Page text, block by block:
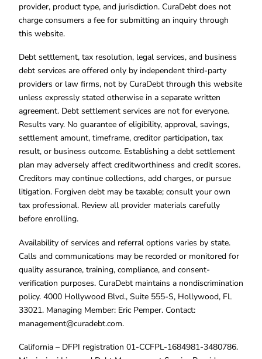
provider, product type, and jurisdiction. CuraDebt does not
charge consumers a fee for submitting an inquiry through
this website.
Debt settlement, tax resolution, legal services, and business
debt services are offered only by independent third-party
providers or law firms, not by CuraDebt through this website
unless expressly stated otherwise in a separate written
agreement. Debt settlement services are not for everyone.
Results vary. No guarantee of eligibility, approval, savings,
settlement amount, timeframe, creditor participation, tax
result, or business outcome. Establishing a debt settlement
plan may adversely affect creditworthiness and credit scores.
Creditors may continue collections, add charges, or pursue
litigation. Forgiven debt may be taxable; consult your own
tax professional. Review all provider materials carefully
before enrolling.
Availability of services and referral options varies by state.
Calls and communications may be recorded or monitored for
quality assurance, training, compliance, and consent-
verification purposes. CuraDebt maintains a nondiscrimination
policy. 4000 Hollywood Blvd., Suite 555-S, Hollywood, FL
33021. Managing Member: Eric Pemper. Contact:
management@curadebt.com.
California – DFPI registration 01-CCFPL-1684981-3480786.